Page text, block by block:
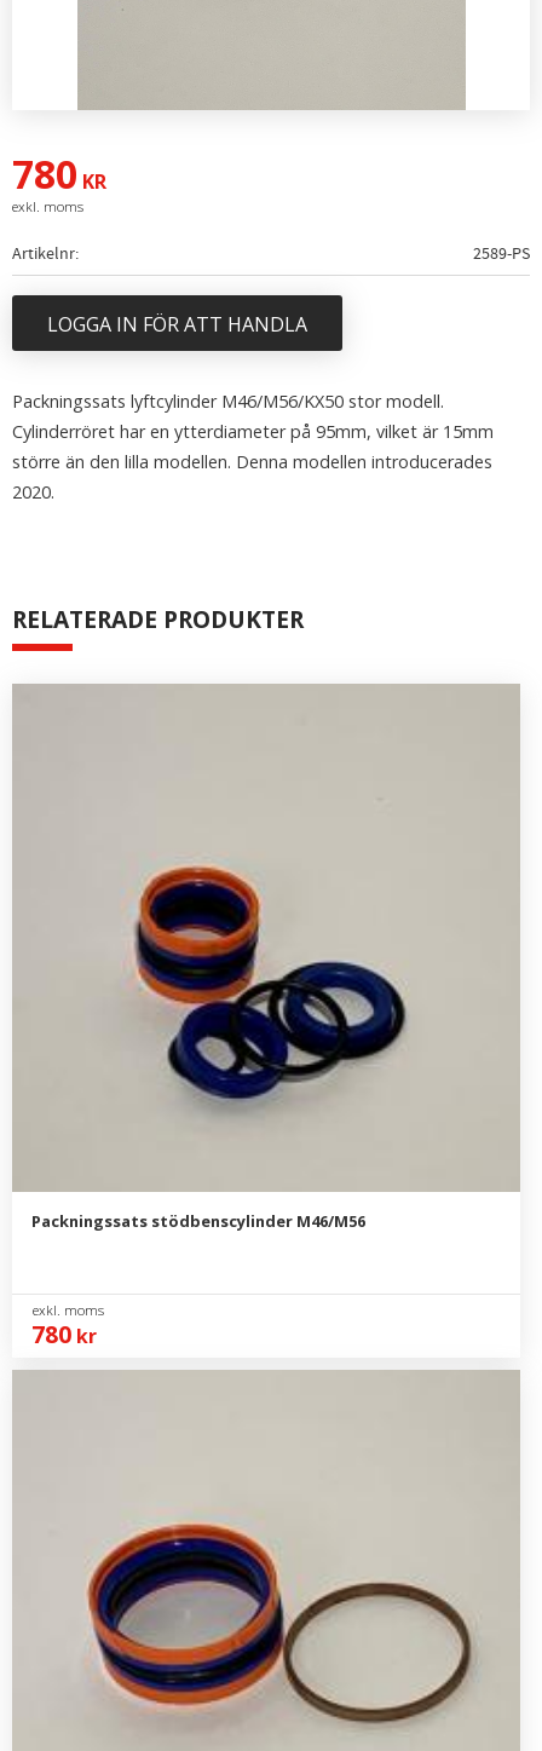
780 KR
Artikelnr 2589-PS
LOGGA IN FÖR ATT HANDLA
Packningssats lyftcylinder M46/M56/KX50 stor modell.
Cylinderröret har en ytterdiameter på 95mm, vilket är 15mm
större än den lilla modellen. Denna modellen introducerades
2020.
RELATERADE PRODUKTER
Packningssats stödbenscylinder M46/M56
780 kr